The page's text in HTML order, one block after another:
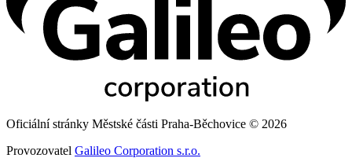
Oficiální stránky Městské části Praha-Běchovice © 2026
Provozovatel Galileo Corporation s.r.o.